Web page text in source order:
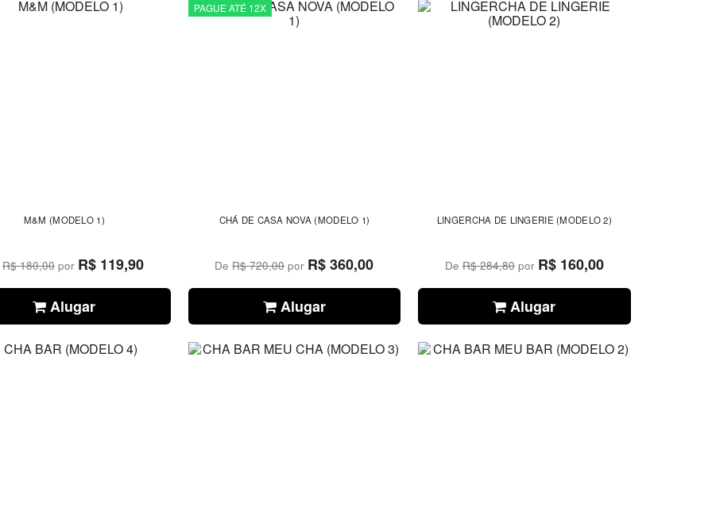
M&M (MODELO 1)
R$ 180,00por R$ 119,90
Alugar
PAGUE ATÉ 12X
CHÁ DE CASA NOVA (MODELO 1)
DeR$ 720,00por R$ 360,00
Alugar
LINGERCHA DE LINGERIE (MODELO 2)
De R$ 284,80por R$ 160,00
Alugar